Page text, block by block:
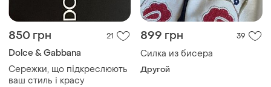
850 грн 21
Dolce & Gabbana
Сережки, що підкреслюють
ваш стиль і красу
899 грн 39
Силка из бисера
Другой